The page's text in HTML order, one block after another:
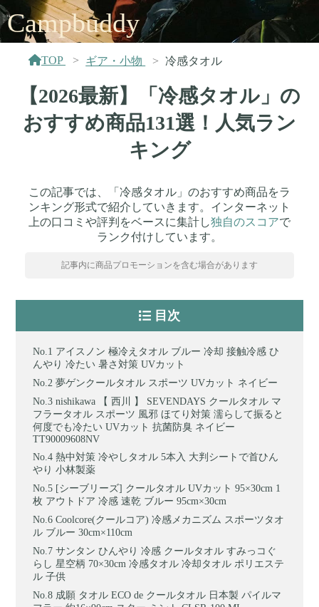
Campbuddy
TOP ギア・小物 冷感タオル
【2026最新】「冷感タオル」の
おすすめ商品131選！人気ラン
キング
この記事では、「冷感タオル」のおすすめ商品をラ
ンキング形式で紹介していきます。インターネット
上の口コミや評判をベースに集計し独自のスコアで
ランク付けしています。
記事内に商品プロモーションを含む場合があります
目次
アイスノン 極冷えタオル ブルー 冷却 接触冷感 ひ
んやり 冷たい 暑さ対策 UVカット
夢ゲンクールタオル スポーツ UVカット ネイビー
nishikawa 【 西川 】 SEVENDAYS クールタオル マ
フラータオル スポーツ 風邪 ほてり対策 濡らして振ると
何度でも冷たい UVカット 抗菌防臭 ネイビー
TT90009608NV
熱中対策 冷やしタオル 5本入 大判シートで首ひん
やり 小林製薬
[シーブリーズ] クールタオル UVカット 95×30cm 1
枚 アウトドア 冷感 速乾 ブルー 95cm×30cm
Coolcore(クールコア) 冷感メカニズム スポーツタオ
ル ブルー 30cm×110cm
サンタン ひんやり 冷感 クールタオル すみっコぐ
らし 星空柄 70×30cm 冷感タオル 冷却タオル ポリエステ
ル 子供
成願 タオル ECO de クールタオル 日本製 パイルマ